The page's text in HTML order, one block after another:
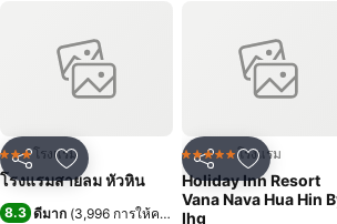
แชร์ เพิ่มในรายการโปรด
3 ดาวโรงแรม
โรงแรมสายลม หัวหิน
8.3 ดีมาก (3,996 การให้คะแนน)
แชร์ เพิ่มในราย
5 ดาว โรงแรม
Holiday Inn Resort
Vana Nava Hua Hin
Ihg